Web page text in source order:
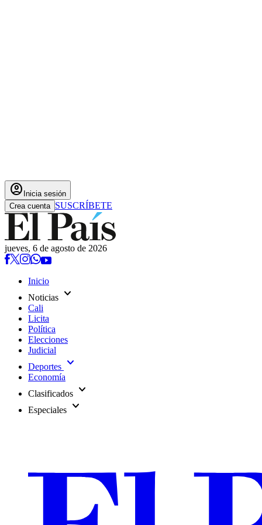
account_circle Inicia sesión
Crea cuenta SUSCRÍBETE
jueves, 6 de agosto de 2026
Inicio
Noticias expand_more
Cali
Licita
Política
Elecciones
Judicial
Deportes expand_more
Economía
Clasificados expand_more
Especiales expand_more